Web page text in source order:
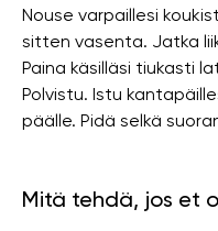
Nouse varpaillesi
sitten vasenta. Jatka
Paina käsilläsi tiukasti
Polvistu. Istu
päälle. Pidä selkä
Mitä tehdä, jos et